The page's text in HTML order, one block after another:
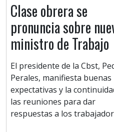
Clase obrera se
pronuncia sobre
ministro de Trabajo
El presidente de la Cbst,
Perales, manifiesta buenas
expectativas y la
las reuniones para dar
respuestas a los